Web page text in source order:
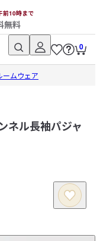
前10時まで
無料
0
ームウェア
ル長袖パジャ